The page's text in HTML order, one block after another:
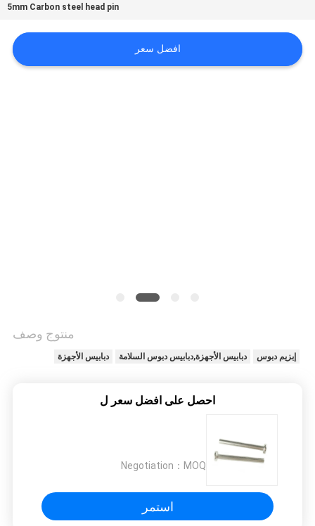
POLICY
5mm Carbon steel head pin
افضل سعر
منتوج وصف
إبزيم دبوس دبابيس الأجهزة,دبابيس دبوس السلامة دبابيس الأجهزة
احصل على افضل سعر ل
MOQ：
Negotiation
استمر